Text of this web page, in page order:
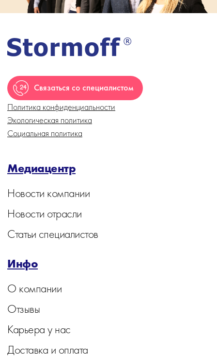
Связаться со специалистом
Политика конфиденциальности
Экологическая политика
Социальная политика
Медиацентр
Новости компании
Новости отрасли
Статьи специалистов
Инфо
О компании
Отзывы
Карьера у нас
Доставка и оплата